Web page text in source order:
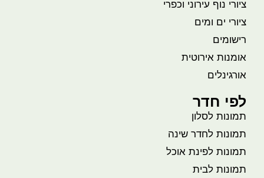
ציורי נוף עירוני וכפרי
ציורי ים ומים
רישומים
אומנות אירוטית
אורגינלים
לפי חדר
תמונות לסלון
תמונות לחדר שינה
תמונות לפינת אוכל
תמונות לבית